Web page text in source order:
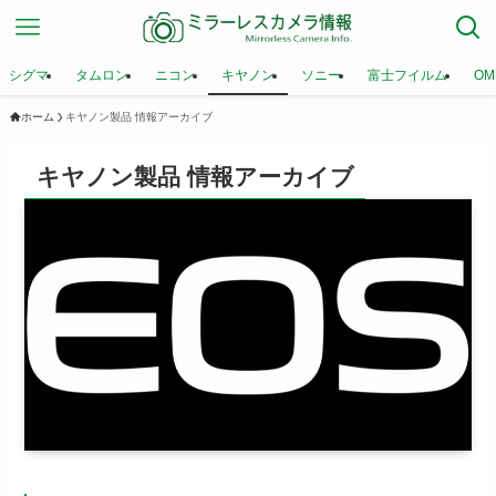
シグマ タムロン ニコン キヤノン ソニー 富士フイルム
ホーム キヤノン製品 情報アーカイブ
キヤノン製品 情報アーカイブ